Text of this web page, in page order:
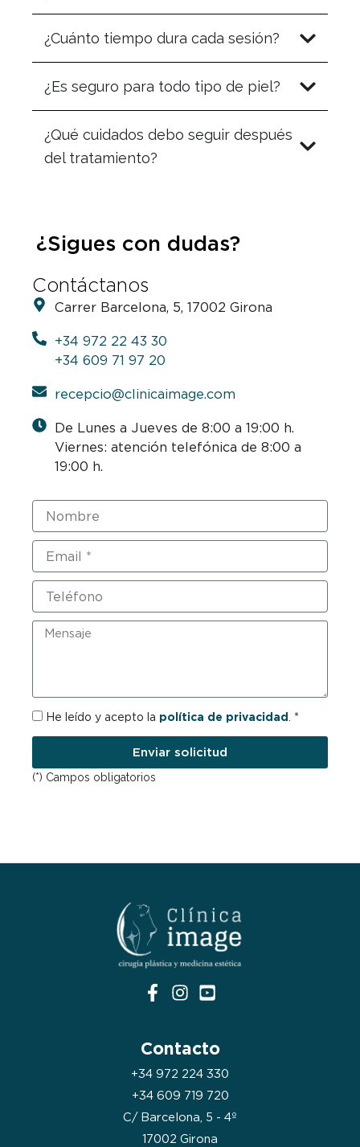
¿Cuánto tiempo dura cada sesión?
¿Es seguro para todo tipo de piel?
¿Qué cuidados debo seguir después
del tratamiento?
¿Sigues con dudas?
Contáctanos
Carrer Barcelona, 5, 17002 Girona
+34 972 22 43 30
+34 609 71 97 20
recepcio@clinicaimage.com
De Lunes a Jueves de 8:00 a 19:00 h.
Viernes: atención telefónica de 8:00 a
19:00 h.
Nombre
Email
Teléfono
Mensaje
RGPDHe leído y acepto la política de privacidad . *
Enviar solicitud
(*) Campos obligatorios
Contacto
+34 972 224 330
+34 609 719 720
C/ Barcelona, 5 - 4º
17002 Girona